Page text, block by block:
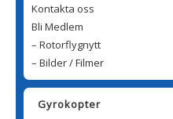
Kontakta oss
Bli Medlem
– Rotorflygnytt
– Bilder / Filmer
Gyrokopter